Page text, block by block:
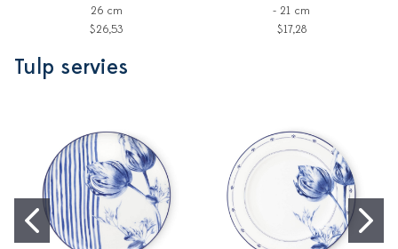
26 cm
$26,53
- 21 cm
$17,28
Tulp servies